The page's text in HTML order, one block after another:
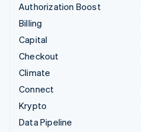
Authorization Boost
Billing
Capital
Checkout
Climate
Connect
Krypto
Data Pipeline